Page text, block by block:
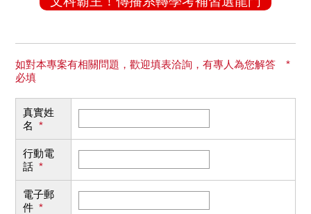
如對本專案有相關問題，歡迎填表洽詢，有專人為您解答 *
必填
真實姓
名 *
行動電
話 *
電子郵
件 *